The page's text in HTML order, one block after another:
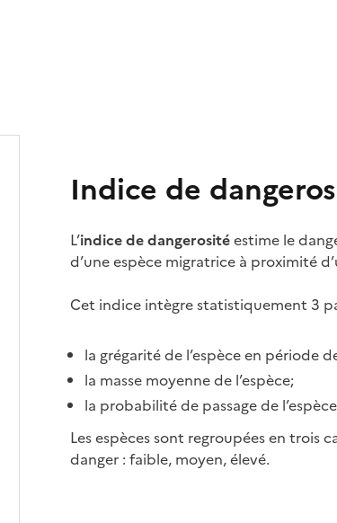
Indice de
L’indice de dangerositéestime le
d’une espèce migratrice à proximité
Cet indice intègre statistiquement 3
la grégarité de l’espèce en période
la masse moyenne de l’espèce;
la probabilité de passage de
Les espèces sont regroupées en trois
danger : faible, moyen, élevé.